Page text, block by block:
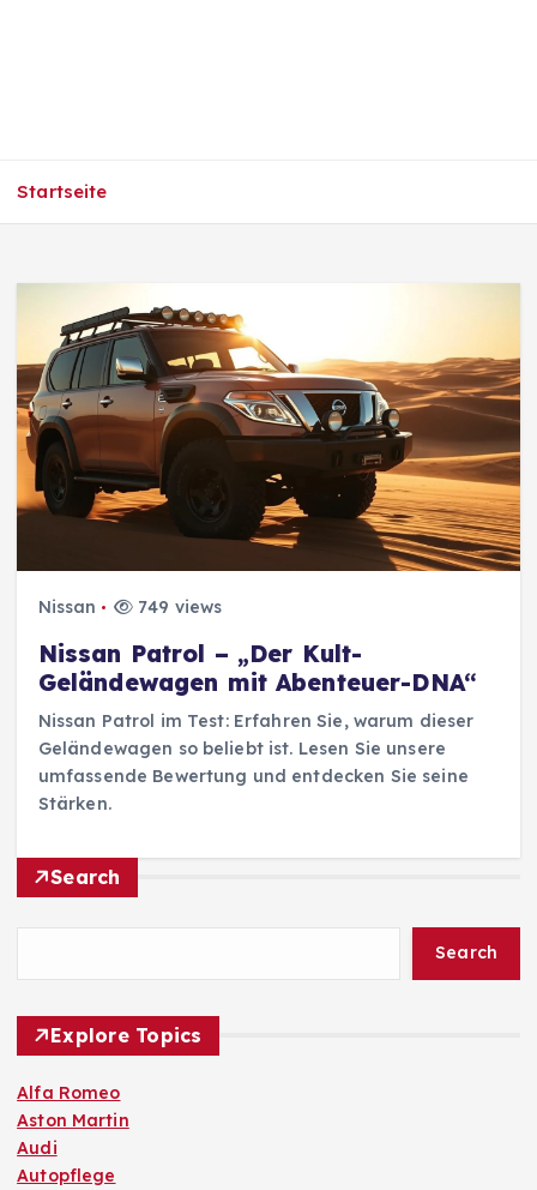
Startseite
Nissan 749 views
Nissan Patrol – „Der Kult-
Geländewagen mit Abenteuer-DNA“
Nissan Patrol im Test: Erfahren Sie, warum dieser
Geländewagen so beliebt ist. Lesen Sie unsere
umfassende Bewertung und entdecken Sie seine
Stärken.
Search
Search
Explore Topics
Alfa Romeo
Aston Martin
Audi
Autopflege